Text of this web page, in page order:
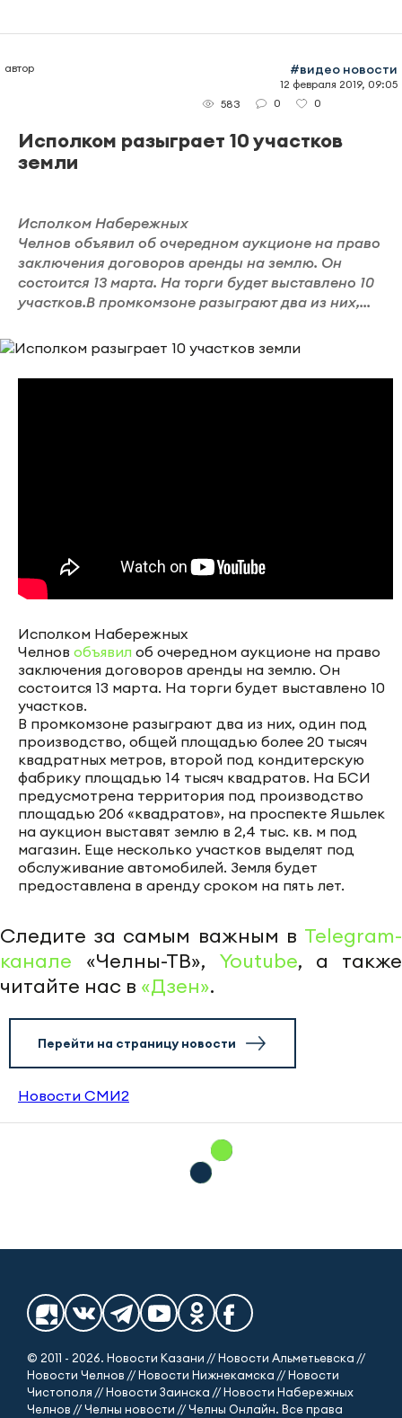
автор #видео новости
12 февраля 2019, 09:05
583
0 0
Исполком разыграет 10 участков
земли
Исполком Набережных
Челнов объявил об очередном аукционе на право
заключения договоров аренды на землю. Он
состоится 13 марта. На торги будет выставлено 10
участков.В промкомзоне разыграют два из них,...
Исполком Набережных
Челнов объявил об очередном аукционе на право
заключения договоров аренды на землю. Он
состоится 13 марта. На торги будет выставлено 10
участков.
В промкомзоне разыграют два из них, один под
производство, общей площадью более 20 тысяч
квадратных метров, второй под кондитерскую
фабрику площадью 14 тысяч квадратов. На БСИ
предусмотрена территория под производство
площадью 206 «квадратов», на проспекте Яшьлек
на аукцион выставят землю в 2,4 тыс. кв. м под
магазин. Еще несколько участков выделят под
обслуживание автомобилей. Земля будет
предоставлена в аренду сроком на пять лет.
Следите за самым важным в Telegram-
канале «Челны-ТВ», Youtube, а также
читайте нас в «Дзен».
Перейти на страницу новости
Новости СМИ2
© 2011 - 2026. Новости Казани // Новости Альметьевска //
Новости Челнов // Новости Нижнекамска // Новости
Чистополя // Новости Заинска // Новости Набережных
Челнов // Челны новости // Челны Онлайн. Все права